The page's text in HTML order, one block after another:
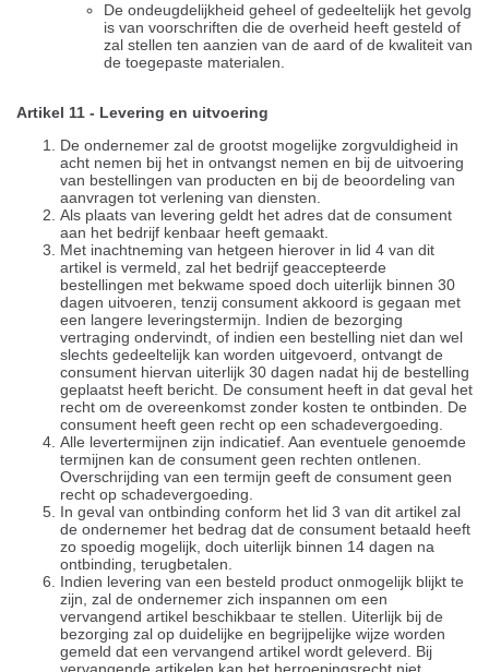
De ondeugdelijkheid geheel of gedeeltelijk het gevolg
is van voorschriften die de overheid heeft gesteld of
zal stellen ten aanzien van de aard of de kwaliteit van
de toegepaste materialen.
Artikel 11 - Levering en uitvoering
De ondernemer zal de grootst mogelijke zorgvuldigheid in
acht nemen bij het in ontvangst nemen en bij de uitvoering
van bestellingen van producten en bij de beoordeling van
aanvragen tot verlening van diensten.
Als plaats van levering geldt het adres dat de consument
aan het bedrijf kenbaar heeft gemaakt.
Met inachtneming van hetgeen hierover in lid 4 van dit
artikel is vermeld, zal het bedrijf geaccepteerde
bestellingen met bekwame spoed doch uiterlijk binnen 30
dagen uitvoeren, tenzij consument akkoord is gegaan met
een langere leveringstermijn. Indien de bezorging
vertraging ondervindt, of indien een bestelling niet dan wel
slechts gedeeltelijk kan worden uitgevoerd, ontvangt de
consument hiervan uiterlijk 30 dagen nadat hij de bestelling
geplaatst heeft bericht. De consument heeft in dat geval het
recht om de overeenkomst zonder kosten te ontbinden. De
consument heeft geen recht op een schadevergoeding.
Alle levertermijnen zijn indicatief. Aan eventuele genoemde
termijnen kan de consument geen rechten ontlenen.
Overschrijding van een termijn geeft de consument geen
recht op schadevergoeding.
In geval van ontbinding conform het lid 3 van dit artikel zal
de ondernemer het bedrag dat de consument betaald heeft
zo spoedig mogelijk, doch uiterlijk binnen 14 dagen na
ontbinding, terugbetalen.
Indien levering van een besteld product onmogelijk blijkt te
zijn, zal de ondernemer zich inspannen om een
vervangend artikel beschikbaar te stellen. Uiterlijk bij de
bezorging zal op duidelijke en begrijpelijke wijze worden
gemeld dat een vervangend artikel wordt geleverd. Bij